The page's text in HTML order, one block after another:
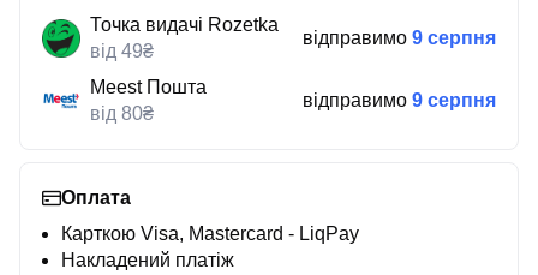
Точка видачі Rozetka
від 49₴
відправимо 9 серпня
Meest Пошта
від 80₴
відправимо 9 серпня
Оплата
Карткою Visa, Mastercard - LiqPay
Накладений платіж